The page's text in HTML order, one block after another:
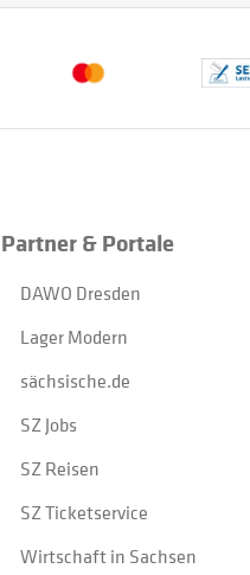
Partner & Portale
DAWO Dresden
Lager Modern
sächsische.de
SZ Jobs
SZ Reisen
SZ Ticketservice
Wirtschaft in Sachsen